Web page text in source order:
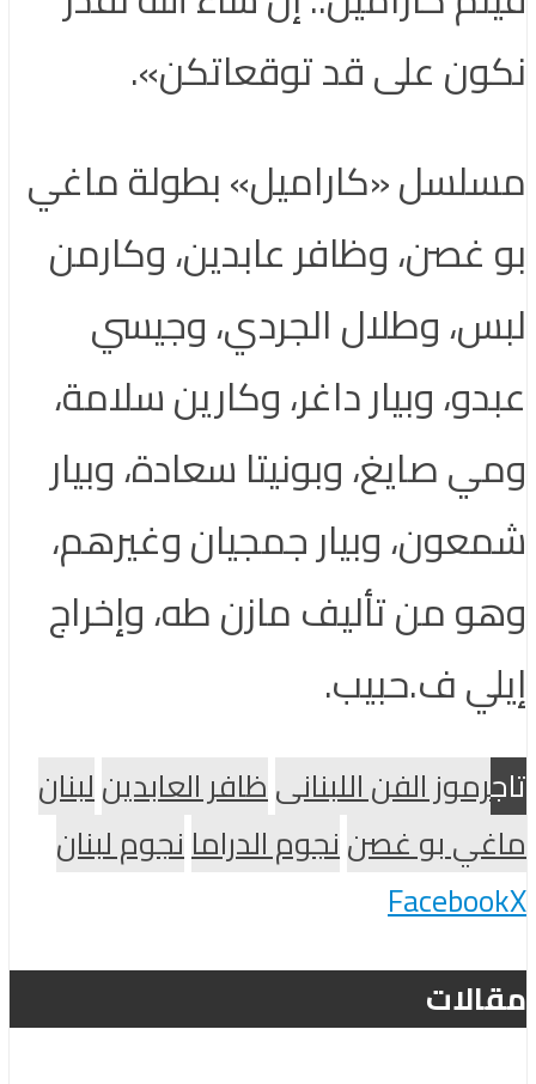
نكون على قد توقعاتكن».
مسلسل «كاراميل» بطولة ماغي
بو غصن، وظافر عابدين، وكارمن
لبس، وطلال الجردي، وجيسي
عبدو، وبيار داغر، وكارين سلامة،
ومي صايغ، وبونيتا سعادة، وبيار
شمعون، وبيار جمجيان وغيرهم،
وهو من تأليف مازن طه، وإخراج
إيلي ف.حبيب.
تاجرموز الفن اللبنانىظافر العابدينلبنان
ماغي بو غصننجوم الدرامانجوم لبنان
FacebookX
مقالات